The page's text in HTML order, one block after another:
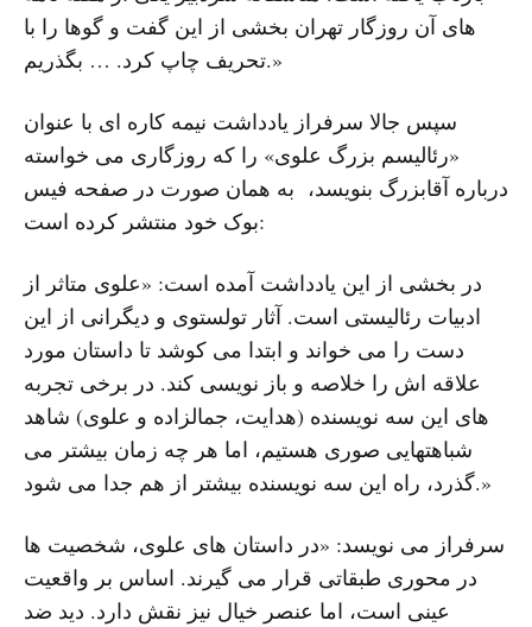
های آن روزگار تهران بخشی از این گفت و گوها را با
تحریف چاپ کرد. … بگذریم.»
سپس جالا سرفراز یادداشت نیمه کاره ای با عنوان
«رئالیسم بزرگ علوی» را که روزگاری می خواسته
درباره آقابزرگ بنویسد، به همان صورت در صفحه فیس
بوک خود منتشر کرده است:
در بخشی از این یادداشت آمده است: «علوی متاثر از
ادبیات رئالیستی است. آثار تولستوی و دیگرانی از این
دست را می خواند و ابتدا می کوشد تا داستان مورد
علاقه اش را خلاصه و باز نویسی کند. در برخی تجربه
های این سه نویسنده (هدایت، جمالزاده و علوی) شاهد
شباهتهایی صوری هستیم، اما هر چه زمان بیشتر می
گذرد، راه این سه نویسنده بیشتر از هم جدا می شود.»
سرفراز می نویسد: «در داستان های علوی، شخصیت ها
در محوری طبقاتی قرار می گیرند. اساس بر واقعیت
عینی است، اما عنصر خیال نیز نقش دارد. دید ضد